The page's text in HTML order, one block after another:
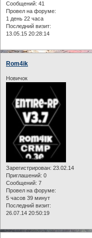
Сообщений: 41
Провел на форуме:
1 день 22 часа
Последний визит:
13.05.15 20:28:14
Rom4ik
Новичок
Зарегистрирован: 23.02.14
Приглашений: 0
Сообщений: 7
Провел на форуме:
5 часов 39 минут
Последний визит:
26.07.14 20:50:19